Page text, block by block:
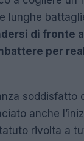
lunghe
di fronte
per
soddisfatto
anche
rivolta a